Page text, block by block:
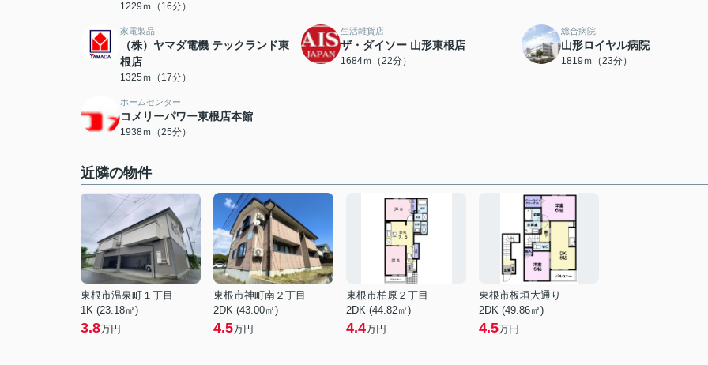
1229ｍ（16分）
家電製品
（株）ヤマダ電機 テックランド東
根店
1325ｍ（17分）
生活雑貨店
ザ・ダイソー 山形東根店
1684ｍ（22分）
総合病院
山形ロイヤル病院
1819ｍ（23分）
ホームセンター
コメリーパワー東根店本館
1938ｍ（25分）
近隣の物件
東根市温泉町１丁目
1K (23.18㎡)
3.8万円
東根市神町南２丁目
2DK (43.00㎡)
4.5万円
東根市柏原２丁目
2DK (44.82㎡)
4.4万円
東根市板垣大通り
2DK (49.86㎡)
4.5万円